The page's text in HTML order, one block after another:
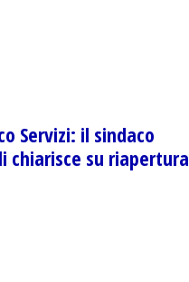
Servizi: il sindaco
chiarisce su riapertura